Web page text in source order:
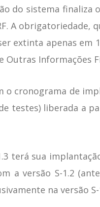
do sistema
A
extinta apenas em
Outras Informações
o cronograma de
testes) liberada a
terá sua
a versão S-1.2
na versão